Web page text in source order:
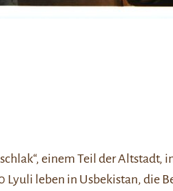
einem Teil der Altstadt,
Lyuli leben in Usbekistan, die